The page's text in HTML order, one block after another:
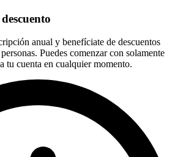
anual y benefíciate de descuentos
Puedes comenzar con solamente
tu cuenta en cualquier momento.